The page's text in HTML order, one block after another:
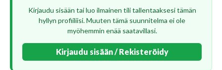
Kirjaudu sisään tai luo ilmainen tili tallentaaksesi tämän
hyllyn profiiliisi. Muuten tämä suunnitelma ei ole
myöhemmin enää saatavillasi.
Kirjaudu sisään / Rekisteröidy